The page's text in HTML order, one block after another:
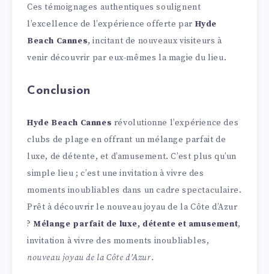
Ces témoignages authentiques soulignent
l’excellence de l’expérience offerte par Hyde
Beach Cannes, incitant de nouveaux visiteurs à
venir découvrir par eux-mêmes la magie du lieu.
Conclusion
Hyde Beach Cannes révolutionne l’expérience des
clubs de plage en offrant un mélange parfait de
luxe, de détente, et d’amusement. C’est plus qu’un
simple lieu ; c’est une invitation à vivre des
moments inoubliables dans un cadre spectaculaire.
Prêt à découvrir le nouveau joyau de la Côte d’Azur
?Mélange parfait de luxe, détente et amusement,
invitation à vivre des moments inoubliables,
nouveau joyau de la Côte d’Azur.